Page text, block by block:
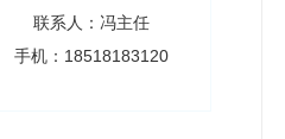
联系人：冯主任
手机：18518183120